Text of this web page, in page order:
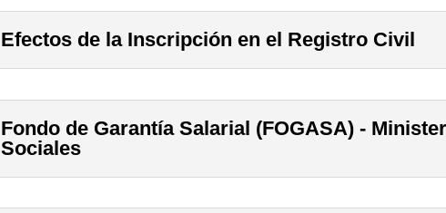
Efectos de la Inscripción en el Registro Civil
Fondo de Garantía Salarial (FOGASA) -
Sociales